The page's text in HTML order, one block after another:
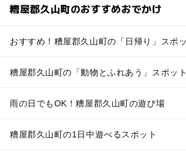
糟屋郡久山町のおすすめおでかけ
おすすめ！糟屋郡久山町の「日帰り」スポ
糟屋郡久山町の「動物とふれあう」スポット
雨の日でもOK！糟屋郡久山町の遊び場
糟屋郡久山町の1日中遊べるスポット